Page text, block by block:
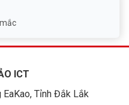
ICT
Tỉnh Đắk Lắk